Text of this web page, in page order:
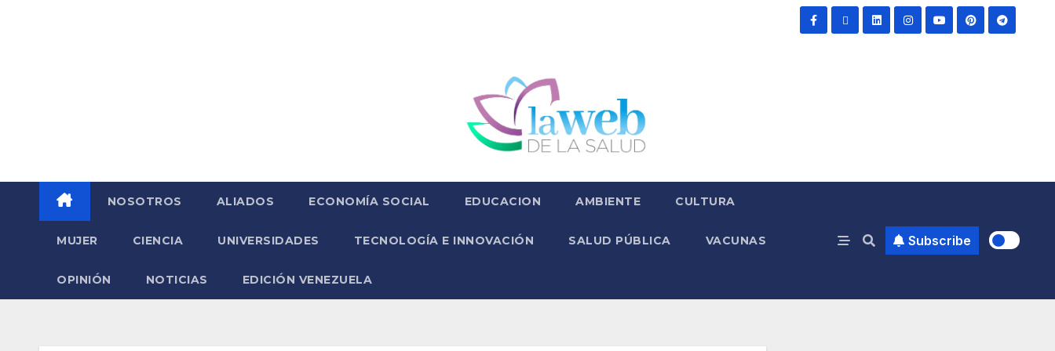
NOSOTROS ALIADOS ECONOMÍA SOCIAL EDUCACION AMBIENTE CULTURA
MUJER CIENCIA UNIVERSIDADES TECNOLOGÍA E INNOVACIÓN SALUD PÚBLICA VACUNAS
OPINIÓN NOTICIAS EDICIÓN VENEZUELA
Subscribe